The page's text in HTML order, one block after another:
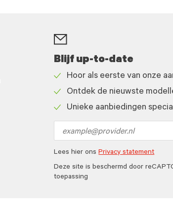
Blijf up-to-date
icon
Hoor als eerste van onze
icon
Ontdek de nieuwste
Unieke aanbiedingen
address
Lees hier onsPrivacy statement
Deze site is beschermd door
toepassing